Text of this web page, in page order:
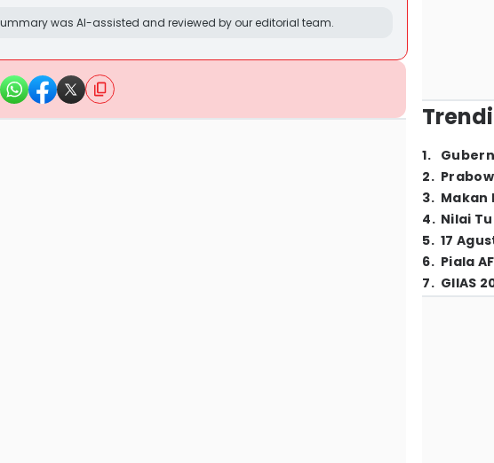
was AI-assisted and reviewed by our editorial team.
1.
2.
3. Makan
4. Nilai
5. 17
6. Piala
7. GIIAS